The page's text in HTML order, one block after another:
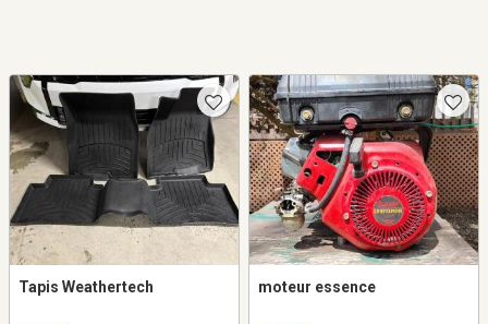
Tapis Weathertech moteur essence